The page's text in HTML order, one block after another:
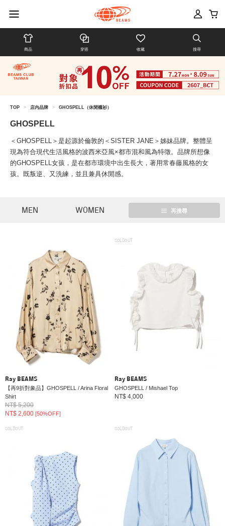
商品 穿搭 收藏 搜尋
TOP > 店內品牌 > GHOSPELL（休閒襯衫）
GHOSPELL
＜GHOSPELL＞是起源於倫敦的＜SISTER JANE＞姊妹品牌。整體呈
現為符合現代生活風格的波西米亞風×都市混和風為特徵。品牌所想像
的GHOSPELL女孩，是在都市環境中出生長大，著用常春藤風格的女
孩。既叛逆、又洗練，並且兼具休閒感。
MEN WOMEN 再搜尋
Ray BEAMS
【再9折對象品】GHOSPELL / Arina Floral
Shirt
NT$ 5,200
NT$ 2,600 [50%OFF]
SOLDOUT
Ray BEAMS
GHOSPELL / Mishael Top
NT$ 4,000
SOLDOUT SOLDOUT